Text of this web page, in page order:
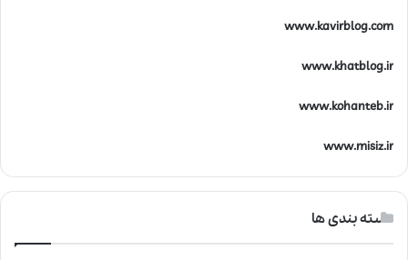
www.kavirblog.com
www.khatblog.ir
www.kohanteb.ir
www.misiz.ir
دسته بندی ها